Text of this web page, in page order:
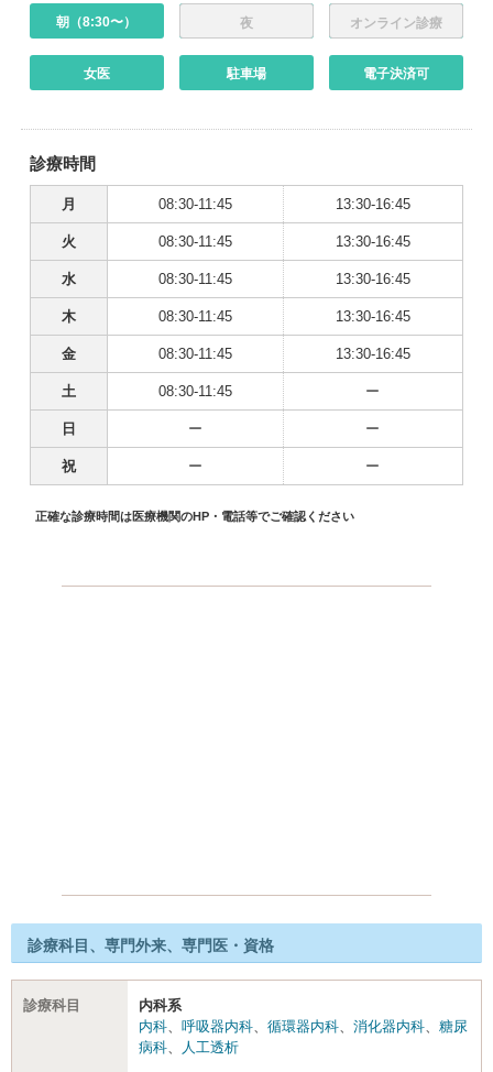
朝（8:30〜） 夜 オンライン診療
女医 駐車場 電子決済可
診療時間
月 08:30-11:45 13:30-16:45
火 08:30-11:45 13:30-16:45
水 08:30-11:45 13:30-16:45
木 08:30-11:45 13:30-16:45
金 08:30-11:45 13:30-16:45
土 08:30-11:45 ー
日 ー ー
祝 ー ー
正確な診療時間は医療機関のHP・電話等でご確認ください
診療科目、専門外来、専門医・資格
診療科目
内科系
内科、 呼吸器内科、 循環器内科、 消化器内科、 糖尿
病科、 人工透析